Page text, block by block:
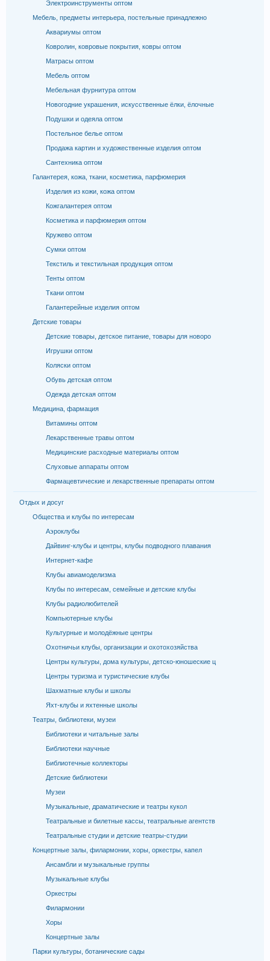
Электроинструменты оптом
Мебель, предметы интерьера, постельные принадлежно
Аквариумы оптом
Ковролин, ковровые покрытия, ковры оптом
Матрасы оптом
Мебель оптом
Мебельная фурнитура оптом
Новогодние украшения, искусственные ёлки, ёлочные
Подушки и одеяла оптом
Постельное белье оптом
Продажа картин и художественные изделия оптом
Сантехника оптом
Галантерея, кожа, ткани, косметика, парфюмерия
Изделия из кожи, кожа оптом
Кожгалантерея оптом
Косметика и парфюмерия оптом
Кружево оптом
Сумки оптом
Текстиль и текстильная продукция оптом
Тенты оптом
Ткани оптом
Галантерейные изделия оптом
Детские товары
Детские товары, детское питание, товары для новоро
Игрушки оптом
Коляски оптом
Обувь детская оптом
Одежда детская оптом
Медицина, фармация
Витамины оптом
Лекарственные травы оптом
Медицинские расходные материалы оптом
Слуховые аппараты оптом
Фармацевтические и лекарственные препараты оптом
Отдых и досуг
Общества и клубы по интересам
Аэроклубы
Дайвинг-клубы и центры, клубы подводного плавания
Интернет-кафе
Клубы авиамоделизма
Клубы по интересам, семейные и детские клубы
Клубы радиолюбителей
Компьютерные клубы
Культурные и молодёжные центры
Охотничьи клубы, организации и охотохозяйства
Центры культуры, дома культуры, детско-юношеские ц
Центры туризма и туристические клубы
Шахматные клубы и школы
Яхт-клубы и яхтенные школы
Театры, библиотеки, музеи
Библиотеки и читальные залы
Библиотеки научные
Библиотечные коллекторы
Детские библиотеки
Музеи
Музыкальные, драматические и театры кукол
Театральные и билетные кассы, театральные агентств
Театральные студии и детские театры-студии
Концертные залы, филармонии, хоры, оркестры, капел
Ансамбли и музыкальные группы
Музыкальные клубы
Оркестры
Филармонии
Хоры
Концертные залы
Парки культуры, ботанические сады